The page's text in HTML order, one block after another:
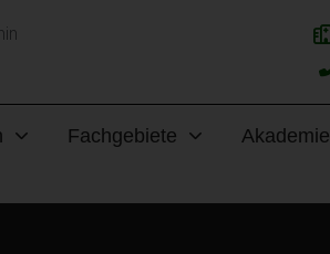
Fachgebiete Akademie